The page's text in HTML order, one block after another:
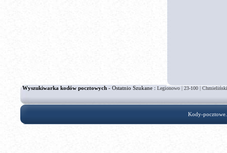
Wyszukiwarka kodów pocztowych - Ostatnio Szukane : Legionowo|23-100|
Kody-